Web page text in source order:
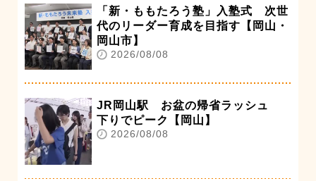
「新・ももたろう塾」入塾式 次世
代のリーダー育成を目指す【岡山・
岡山市】
2026/08/08
JR岡山駅 お盆の帰省ラッシュ
下りでピーク【岡山】
2026/08/08